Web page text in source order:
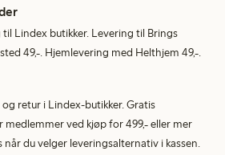
Lindex butikker. Levering til Brings
49,-. Hjemlevering med Helthjem 49,-.
retur i Lindex-butikker. Gratis
ved kjøp for 499,- eller mer
når du velger leveringsalternativ i kassen.